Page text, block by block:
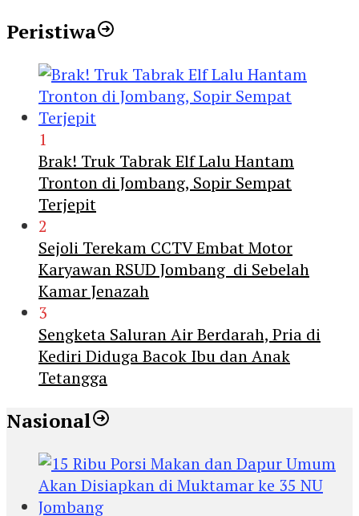
Peristiwa
1
Brak! Truk Tabrak Elf Lalu Hantam
Tronton di Jombang, Sopir Sempat
Terjepit
2
Sejoli Terekam CCTV Embat Motor
Karyawan RSUD Jombang di Sebelah
Kamar Jenazah
3
Sengketa Saluran Air Berdarah, Pria di
Kediri Diduga Bacok Ibu dan Anak
Tetangga
Nasional